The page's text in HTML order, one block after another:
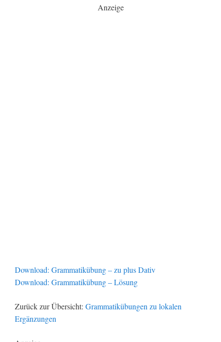
Anzeige
Download: Grammatikübung – zu plus Dativ
Download: Grammatikübung – Lösung
Zurück zur Übersicht: Grammatikübungen zu lokalen
Ergänzungen